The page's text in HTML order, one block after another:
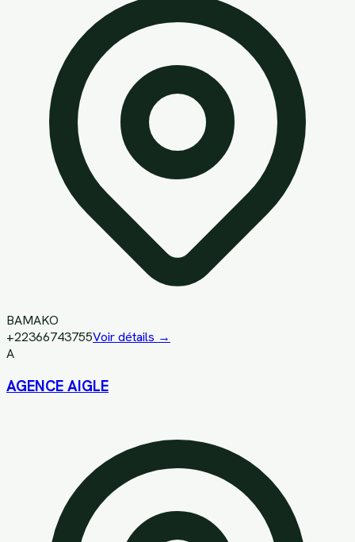
BAMAKO
+22366743755Voir détails →
A
AGENCE AIGLE